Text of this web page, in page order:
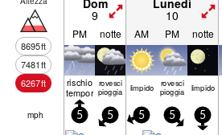
8695ft
7481ft
6267ft
Dom
9
Lunedì
10
PM notte AM PM notte
rischio
temporale
rovesci
pioggia limp­ido rovesci
pioggia limp­ido
mph 5 5 5 5 5